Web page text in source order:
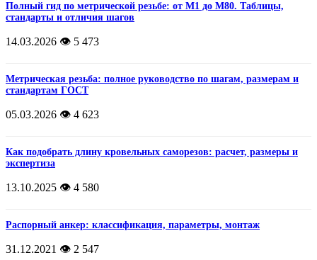
Полный гид по метрической резьбе: от М1 до М80. Таблицы,
стандарты и отличия шагов
14.03.2026 👁️ 5 473
Метрическая резьба: полное руководство по шагам, размерам и
стандартам ГОСТ
05.03.2026 👁️ 4 623
Как подобрать длину кровельных саморезов: расчет, размеры и
экспертиза
13.10.2025 👁️ 4 580
Распорный анкер: классификация, параметры, монтаж
31.12.2021 👁️ 2 547